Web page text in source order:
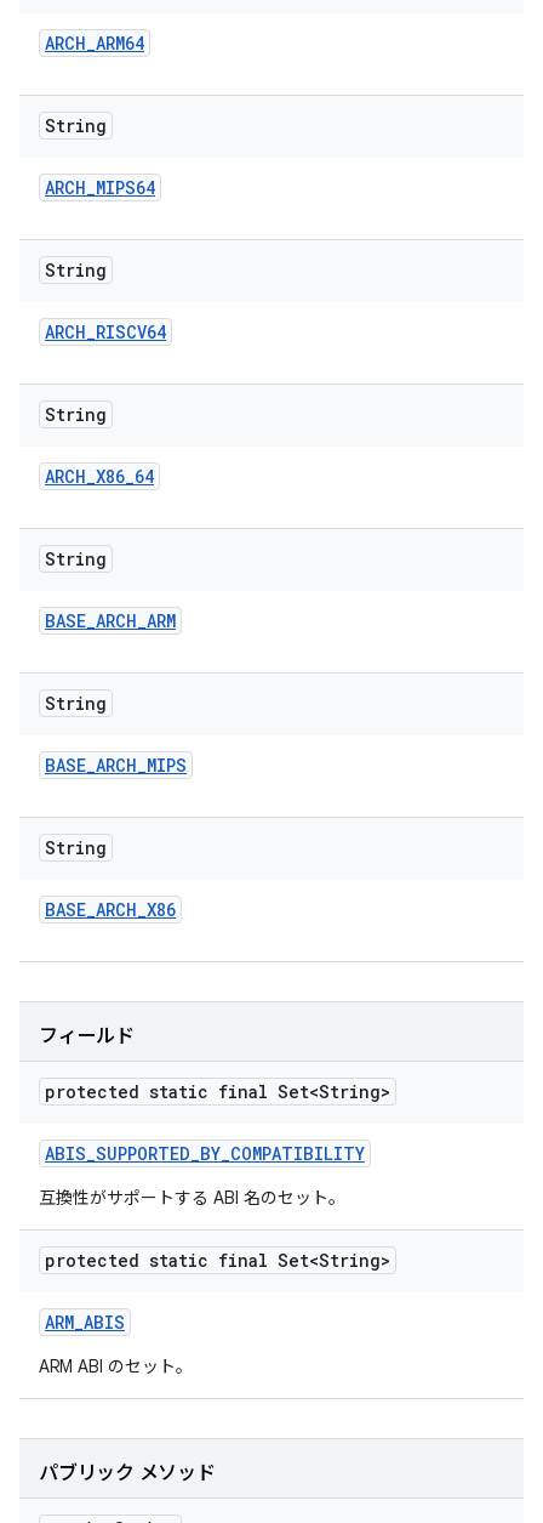
ARCH_ARM64
String
ARCH_MIPS64
String
ARCH_RISCV64
String
ARCH_X86_64
String
BASE_ARCH_ARM
String
BASE_ARCH_MIPS
String
BASE_ARCH_X86
フィールド
protected static final Set<String>
ABIS_SUPPORTED_BY_COMPATIBILITY
互換性がサポートする ABI 名のセット。
protected static final Set<String>
ARM_ABIS
ARM ABI のセット。
パブリック メソッド